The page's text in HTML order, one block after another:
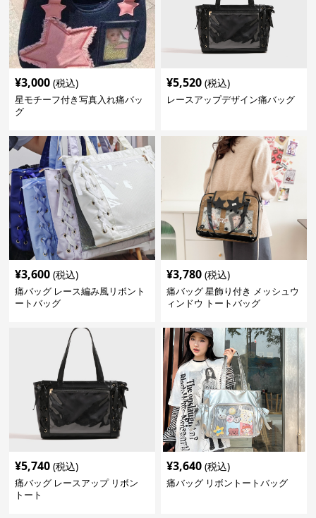
¥3,000 (税込)
星モチーフ付き写真入れ痛バッ
グ
¥5,520 (税込)
レースアップデザイン痛バッグ
¥3,600 (税込)
痛バッグ レース編み風リボント
ートバッグ
¥3,780 (税込)
痛バッグ 星飾り付き メッシュウ
ィンドウ トートバッグ
¥5,740 (税込)
痛バッグ レースアップ リボン
トート
¥3,640 (税込)
痛バッグ リボントートバッグ